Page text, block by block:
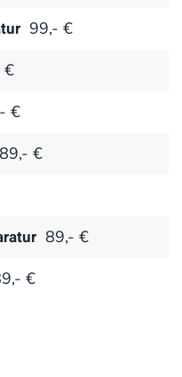
99,- €
€
€
89,- €
89,- €
€